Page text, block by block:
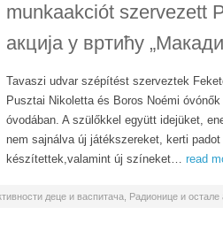
munkaakciót szervezett
акција у вртићу
Tavaszi udvar szépítést szerveztek
Pusztai Nikoletta és Boros Noémi óvónők
óvodában. A szülőkkel együtt idejüket,
nem sajnálva új játékszereket, kerti
készítettek,valamint új színeket… read
деце и васпитача Радионице и остале